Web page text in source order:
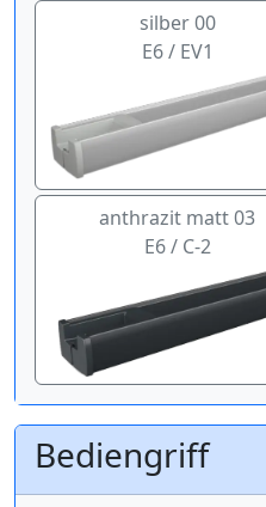
silber 00
E6 / EV1
anthrazit matt 03
E6 / C-2
Bediengriff